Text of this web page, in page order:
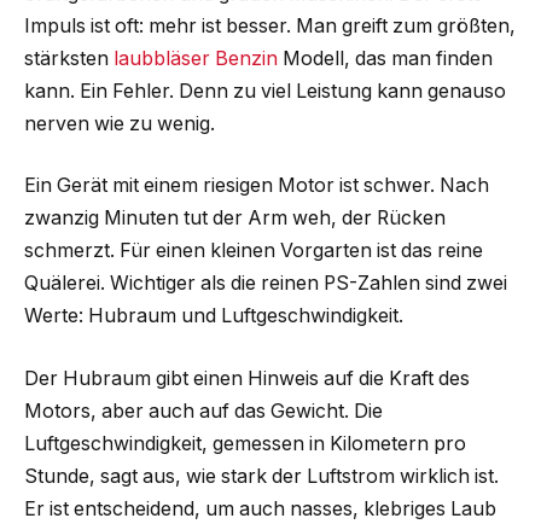
Impuls ist oft: mehr ist besser. Man greift zum größten,
stärksten laubbläser Benzin Modell, das man finden
kann. Ein Fehler. Denn zu viel Leistung kann genauso
nerven wie zu wenig.
Ein Gerät mit einem riesigen Motor ist schwer. Nach
zwanzig Minuten tut der Arm weh, der Rücken
schmerzt. Für einen kleinen Vorgarten ist das reine
Quälerei. Wichtiger als die reinen PS-Zahlen sind zwei
Werte: Hubraum und Luftgeschwindigkeit.
Der Hubraum gibt einen Hinweis auf die Kraft des
Motors, aber auch auf das Gewicht. Die
Luftgeschwindigkeit, gemessen in Kilometern pro
Stunde, sagt aus, wie stark der Luftstrom wirklich ist.
Er ist entscheidend, um auch nasses, klebriges Laub